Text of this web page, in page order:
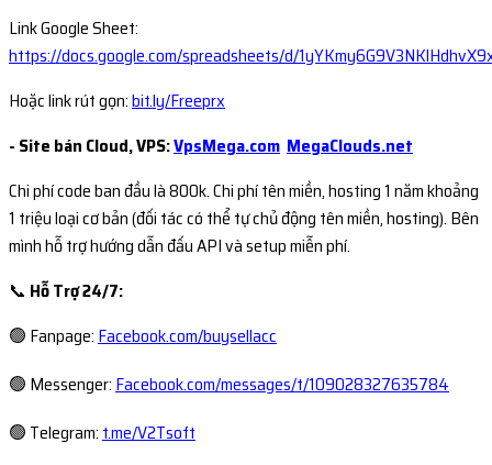
Link Google Sheet:
https://docs.google.com/spreadsheets/d/
Hoặc link rút gọn:bit.ly/Freeprx
- Site bán Cloud, VPS:VpsMega.com MegaClouds.net
Chi phí code ban đầu là 800k. Chi phí tên miền, hosting 1 năm khoảng
1 triệu loại cơ bản (đối tác có thể tự chủ động tên miền, hosting). Bên
mình hỗ trợ hướng dẫn đấu API và setup miễn phí.
📞 Hỗ Trợ 24/7:
🟢 Fanpage: Facebook.com/buysellacc
🟢 Messenger: Facebook.com/messages/t/109028327635784
🟢 Telegram: t.me/V2Tsoft